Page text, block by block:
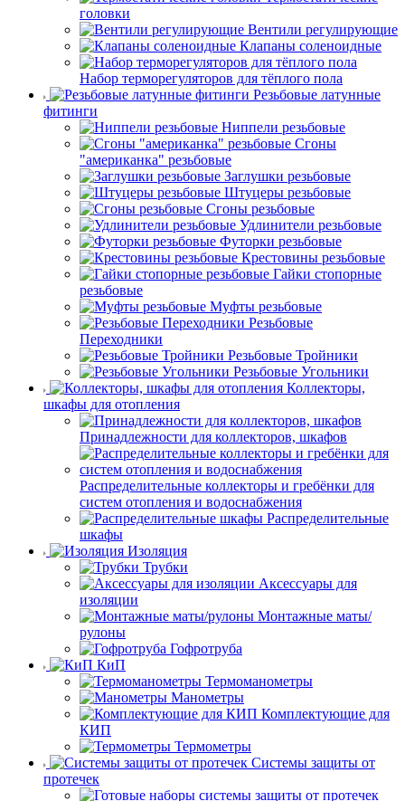
головки
Вентили регулирующие
Клапаны соленоидные
Набор терморегуляторов для тёплого пола
Резьбовые латунные
фитинги
Ниппели резьбовые
Сгоны
"американка" резьбовые
Заглушки резьбовые
Штуцеры резьбовые
Сгоны резьбовые
Удлинители резьбовые
Футорки резьбовые
Крестовины резьбовые
Гайки стопорные
резьбовые
Муфты резьбовые
Резьбовые
Переходники
Резьбовые Тройники
Резьбовые Угольники
Коллекторы,
шкафы для отопления
Принадлежности для коллекторов, шкафов
Распределительные коллекторы и гребёнки для
систем отопления и водоснабжения
Распределительные
шкафы
Изоляция
Трубки
Аксессуары для
изоляции
Монтажные маты/
рулоны
Гофротруба
КиП
Термоманометры
Манометры
Комплектующие для
КИП
Термометры
Системы защиты от
протечек